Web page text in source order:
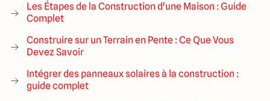
Les Étapes de la Construction d'une Maison : Guide
Complet
Construire sur un Terrain en Pente : Ce Que Vous
Devez Savoir
Intégrer des panneaux solaires à la construction :
guide complet